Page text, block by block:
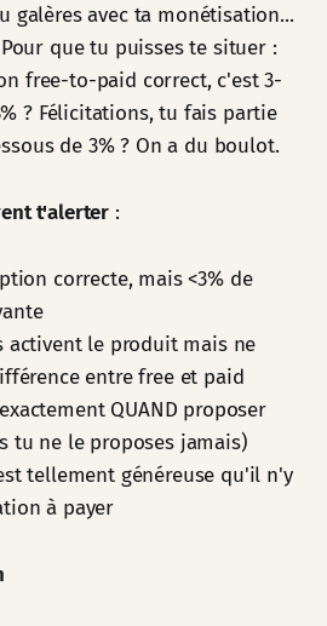
galères avec ta monétisation...
que tu puisses te situer :
free-to-paid correct, c'est 3-
? Félicitations, tu fais partie
de 3% ? On a du boulot.
t'alerter :
correcte, mais <3% de
activent le produit mais ne
entre free et paid
QUAND proposer
tu ne le proposes jamais)
tellement généreuse qu'il n'y
à payer